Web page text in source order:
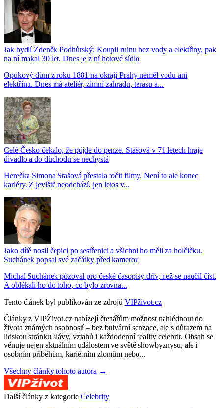
Jak bydlí Zdeněk Podhůrský: Koupil ruinu bez vody a elektřiny, pak
na ní makal 30 let. Dnes je z ní hotové sídlo
Opukový dům z roku 1881 na okraji Prahy neměl vodu ani
elektřinu. Dnes má ateliér, zimní zahradu, terasu a...
Celé Česko čekalo, že půjde do penze. Stašová v 71 letech hraje
divadlo a do důchodu se nechystá
Herečka Simona Stašová přestala točit filmy. Není to ale konec
kariéry. Z jeviště neodchází, jen letos v...
Jako dítě nosil čepici po sestřenici a všichni ho měli za holčičku.
Suchánek popsal své začátky před kamerou
Michal Suchánek pózoval pro české časopisy dřív, než se naučil číst.
A oblékali ho do toho, co bylo zrovna...
Tento článek byl publikován ze zdrojů VIPživot.cz
Články z VIPŽivot.cz nabízejí čtenářům možnost nahlédnout do
života známých osobností – bez bulvární senzace, ale s důrazem na
lidskou stránku slávy, vztahů i každodenní reality celebrit. Obsah se
věnuje nejen aktuálním událostem ve světě showbyznysu, ale i
osobním příběhům, kariérním zlomům nebo...
Všechny články tohoto autora →
Další články z kategorie Celebrity